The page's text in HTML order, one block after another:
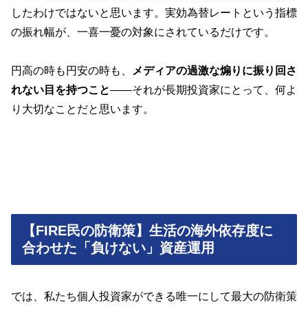
したわけではないと思います。実効為替レートという指標
の振れ幅が、一喜一憂の対象にされているだけです。
円高の時も円安の時も、
メディアの過激な煽りに振り回さ
れない目を持つこと——それが長期投資家にとって、何よ
り大切なことだと思います。
【FIRE民の防衛策】生活の海外依存度に
合わせた「負けない」資産運用
では、私たち個人投資家ができる唯一にして最大の防衛策